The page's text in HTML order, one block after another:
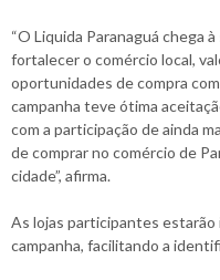
“O Liquida Paranaguá chega
fortalecer o comércio local,
oportunidades de compra
campanha teve ótima
com a participação de ainda
de comprar no comércio de
cidade”, afirma.
As lojas participantes
campanha, facilitando a